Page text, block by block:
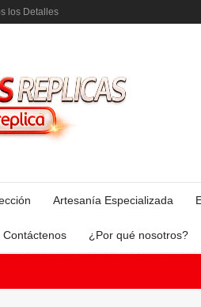
los Detalles
Artesanía Especializada
Contáctenos ¿Por qué nosotros?